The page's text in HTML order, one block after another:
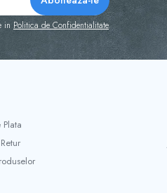
in Politica de Confidentialitate